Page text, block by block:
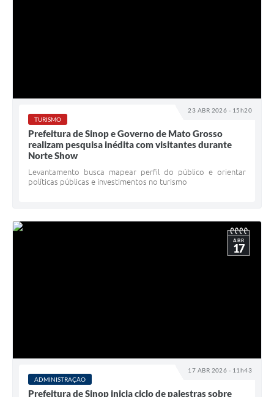
23 ABR 2026 - 15h20
TURISMO
Prefeitura de Sinop e Governo de Mato Grosso
realizam pesquisa inédita com visitantes durante
Norte Show
Levantamento busca mapear perfil do público e orientar
políticas públicas e investimentos no turismo
17 ABR 2026 - 11h43
ABR
17
ADMINISTRAÇÃO
Prefeitura de Sinop inicia ciclo de palestras sobre